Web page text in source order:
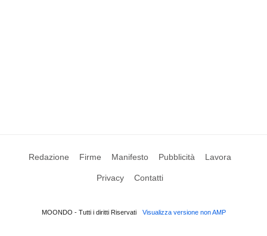
Redazione Firme Manifesto Pubblicità Lavora
Privacy Contatti
MOONDO - Tutti i diritti Riservati Visualizza versione non AMP